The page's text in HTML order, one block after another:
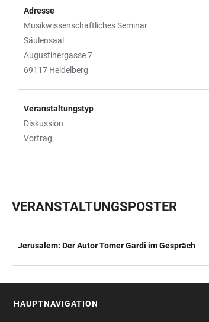
Adresse
Musikwissenschaftliches Seminar
Säulensaal
Augustinergasse 7
69117 Heidelberg
Veranstaltungstyp
Diskussion
Vortrag
VERANSTALTUNGSPOSTER
Jerusalem: Der Autor Tomer Gardi im Gespräch
HAUPTNAVIGATION